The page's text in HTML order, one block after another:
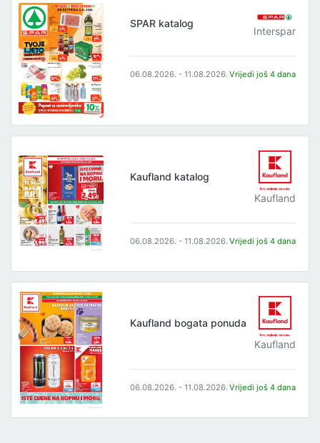
SPAR katalog
Interspar
06.08.2026. - 11.08.2026. Vrijedi još 4 dana
Kaufland katalog
Kaufland
06.08.2026. - 11.08.2026. Vrijedi još 4 dana
Kaufland bogata ponuda
Kaufland
06.08.2026. - 11.08.2026. Vrijedi još 4 dana